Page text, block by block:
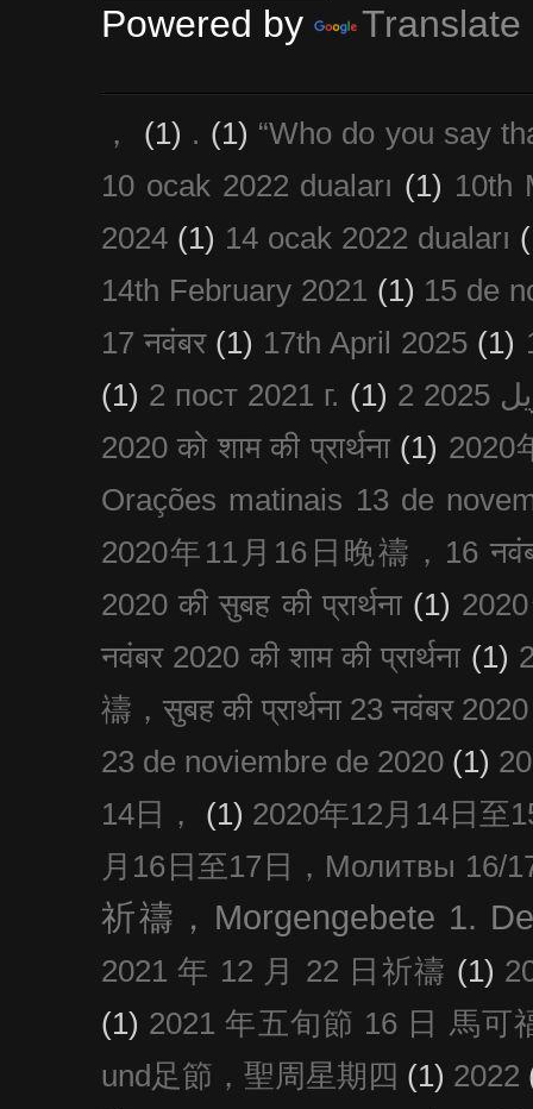
Powered by Translate
， (1) . (1) “Who do you say
10 ocak 2022 duaları (1) 10th
2024 (1) 14 ocak 2022 duaları
14th February 2021 (1) 15 de
17 नवंबर (1) 17th April 2025 (1)
(1) 2 пост 2021 г. (1)
2020 को शाम की प्रार्थना (1) 2020
Orações matinais 13 de
2020年11月16日晚禱，16
2020 की सुबह की प्रार्थना (1)
नवंबर 2020 की शाम की प्रार्थना (1)
禱，सुबह की प्रार्थना 23 नवंबर 2020
23 de noviembre de 2020 (1)
14日，
(1) 2020年12月14日至
月16日至17日，Молитвы 16/
祈禱，Morgengebete 1.
2021 年 12 月 22 日祈禱 (1)
(1) 2021 年五旬節 16 日 馬可
und足節，聖周星期四 (1) 2022